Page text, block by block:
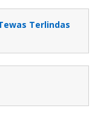
Terlindas